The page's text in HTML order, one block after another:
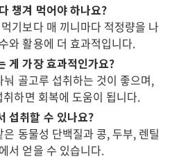
챙겨 먹어야 하나요?
기보다 매 끼니마다 적정량을 나
와 활용에 더 효과적입니다.
게 가장 효과적인가요?
골고루 섭취하는 것이 좋으며,
하면 회복에 도움이 됩니다.
섭취할 수 있나요?
동물성 단백질과 콩, 두부, 렌틸
서 얻을 수 있습니다.